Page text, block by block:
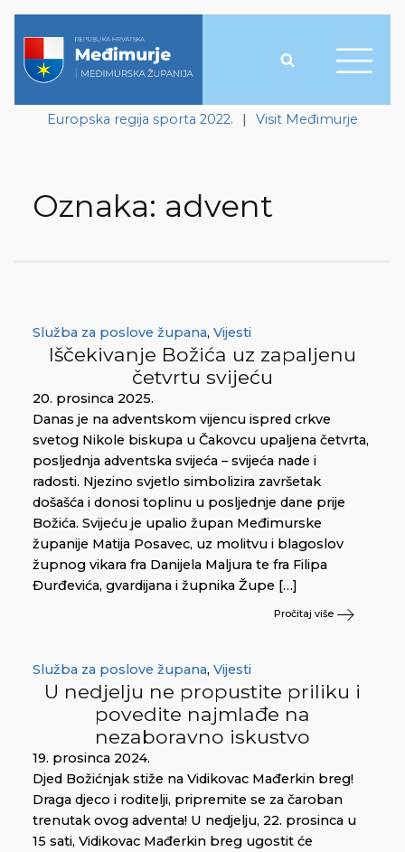
Europska regija sporta 2022. | Visit Međimurje
Oznaka: advent
Služba za poslove župana, Vijesti
Iščekivanje Božića uz zapaljenu
četvrtu svijeću
20. prosinca 2025.
Danas je na adventskom vijencu ispred crkve
svetog Nikole biskupa u Čakovcu upaljena četvrta,
posljednja adventska svijeća – svijeća nade i
radosti. Njezino svjetlo simbolizira završetak
došašća i donosi toplinu u posljednje dane prije
Božića. Svijeću je upalio župan Međimurske
županije Matija Posavec, uz molitvu i blagoslov
župnog vikara fra Danijela Maljura te fra Filipa
Đurđevića, gvardijana i župnika Župe […]
Pročitaj više
Služba za poslove župana, Vijesti
U nedjelju ne propustite priliku i
povedite najmlađe na
nezaboravno iskustvo
19. prosinca 2024.
Djed Božićnjak stiže na Vidikovac Mađerkin breg!
Draga djeco i roditelji, pripremite se za čaroban
trenutak ovog adventa! U nedjelju, 22. prosinca u
15 sati, Vidikovac Mađerkin breg ugostit će